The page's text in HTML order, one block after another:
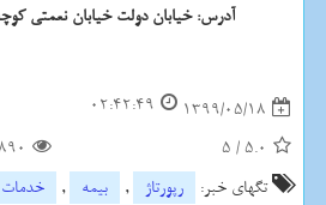
آدرس: خیابان دولت خیابان نعمتی کوچه
1399/05/18
02:42:49
5.0
/
5
تگهای خبر:
رپورتاژ , بیمه , خدمات